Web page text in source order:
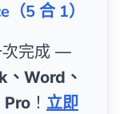
5 合 1）
次完成 —
Word、
！ 立即